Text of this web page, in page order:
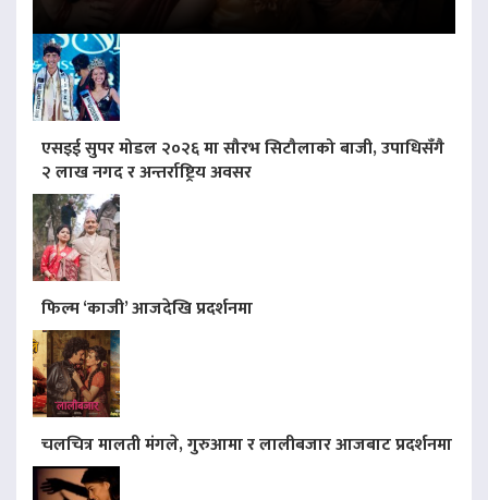
एसइई सुपर मोडल २०२६ मा सौरभ सिटौलाको बाजी, उपाधिसँगै
२ लाख नगद र अन्तर्राष्ट्रिय अवसर
फिल्म ‘काजी’ आजदेखि प्रदर्शनमा
चलचित्र मालती मंगले, गुरुआमा र लालीबजार आजबाट प्रदर्शनमा